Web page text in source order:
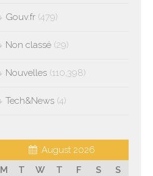
Gouv.fr (479)
Non classé (29)
Nouvelles (110,398)
Tech&News (4)
August 2026
M
T W T F S
S